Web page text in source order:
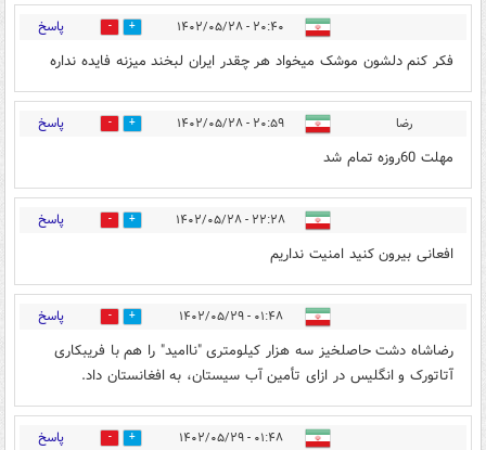
۲۰:۴۰ - ۱۴۰۲/۰۵/۲۸ 3 پاسخ
فکر کنم دلشون موشک میخواد هر چقدر ایران لبخند میزنه فایده نداره
رضا ۲۰:۵۹ - ۱۴۰۲/۰۵/۲۸ 2 پاسخ
مهلت 60روزه تمام شد
۲۲:۲۸ - ۱۴۰۲/۰۵/۲۸ 5 پاسخ
افعانی بیرون کنید امنیت نداریم
۰۱:۴۸ - ۱۴۰۲/۰۵/۲۹ 3 پاسخ
رضاشاه دشت حاصلخیز سه هزار کیلومتری "ناامید" را هم با فریبکاری
آتاتورک و انگلیس در ازای تأمین آب سیستان، به افغانستان داد.
۰۱:۴۸ - ۱۴۰۲/۰۵/۲۹ 3 پاسخ